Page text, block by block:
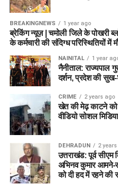
BREAKINGNEWS 1 year ago
ब्रेकिंग न्यूज़ | चमोली जिले के पोखरी
के कर्मचारी की संदिग्ध परिस्थितियों में
NAINITAL 1 year
नैनीताल: राज्यपाल
दर्शन, प्रदेश की
CRIME 2 years ago
खेत की मेढ़ काटने को
वीडियो सोशल
DEHRADUN 2
उत्तराखंड: पूर्व सीएम
अभिनव कुमार आमने-
को दी हद में रहने की